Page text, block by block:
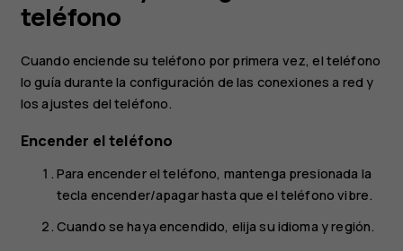
de
Nokia
G20
teléfono
Cuando enciende su teléfono por primera vez, el teléfono
lo guía durante la configuración de las conexiones a red y
los ajustes del teléfono.
Encender el teléfono
Para encender el teléfono, mantenga presionada la
tecla encender/apagar hasta que el teléfono vibre.
Cuando se haya encendido, elija su idioma y región.